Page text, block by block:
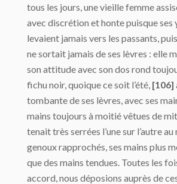
tous les jours, une vieille femme
avec discrétion et honte puisque ses
levaient jamais vers les passants,
ne sortait jamais de ses lèvres : elle
son attitude avec son dos rond
fichu noir, quoique ce soit l’été, [106]
tombante de ses lèvres, avec ses
mains toujours à moitié vêtues de
tenait très serrées l’une sur l’autre au
genoux rapprochés, ses mains plus
que des mains tendues. Toutes les
accord, nous déposions auprès de